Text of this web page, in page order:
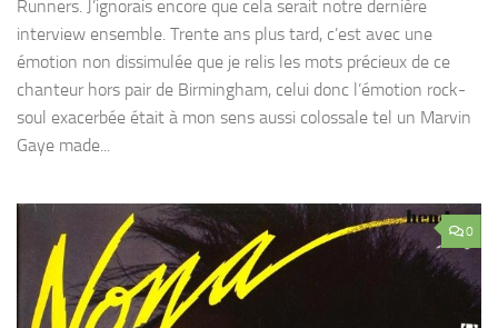
Runners. J’ignorais encore que cela serait notre dernière
interview ensemble. Trente ans plus tard, c’est avec une
émotion non dissimulée que je relis les mots précieux de ce
chanteur hors pair de Birmingham, celui donc l’émotion rock-
soul exacerbée était à mon sens aussi colossale tel un Marvin
Gaye made...
0